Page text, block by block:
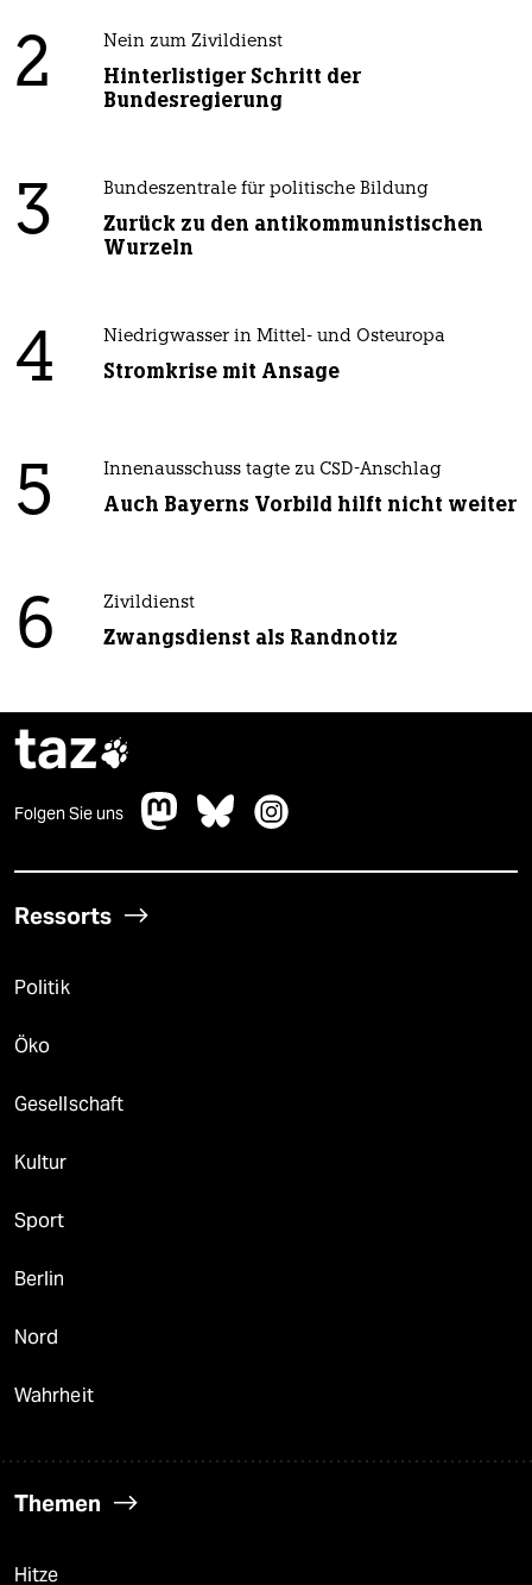
2 Nein zum Zivildienst
Hinterlistiger Schritt der
Bundesregierung
3 Bundeszentrale für politische Bildung
Zurück zu den antikommunistischen
Wurzeln
4 Niedrigwasser in Mittel- und Osteuropa
Stromkrise mit Ansage
5 Innenausschuss tagte zu CSD-Anschlag
Auch Bayerns Vorbild hilft nicht weiter
6 Zivildienst
Zwangsdienst als Randnotiz
taz
Folgen Sie uns
Ressorts
Politik
Öko
Gesellschaft
Kultur
Sport
Berlin
Nord
Wahrheit
Themen
Hitze